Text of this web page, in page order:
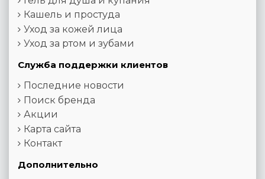
Кашель и простуда
Уход за кожей лица
Уход за ртом и зубами
Служба поддержки клиентов
Последние новости
Поиск бренда
Акции
Карта сайта
Контакт
Дополнительно